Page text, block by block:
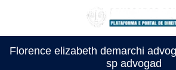
Florence elizabeth demarchi
sp advogad